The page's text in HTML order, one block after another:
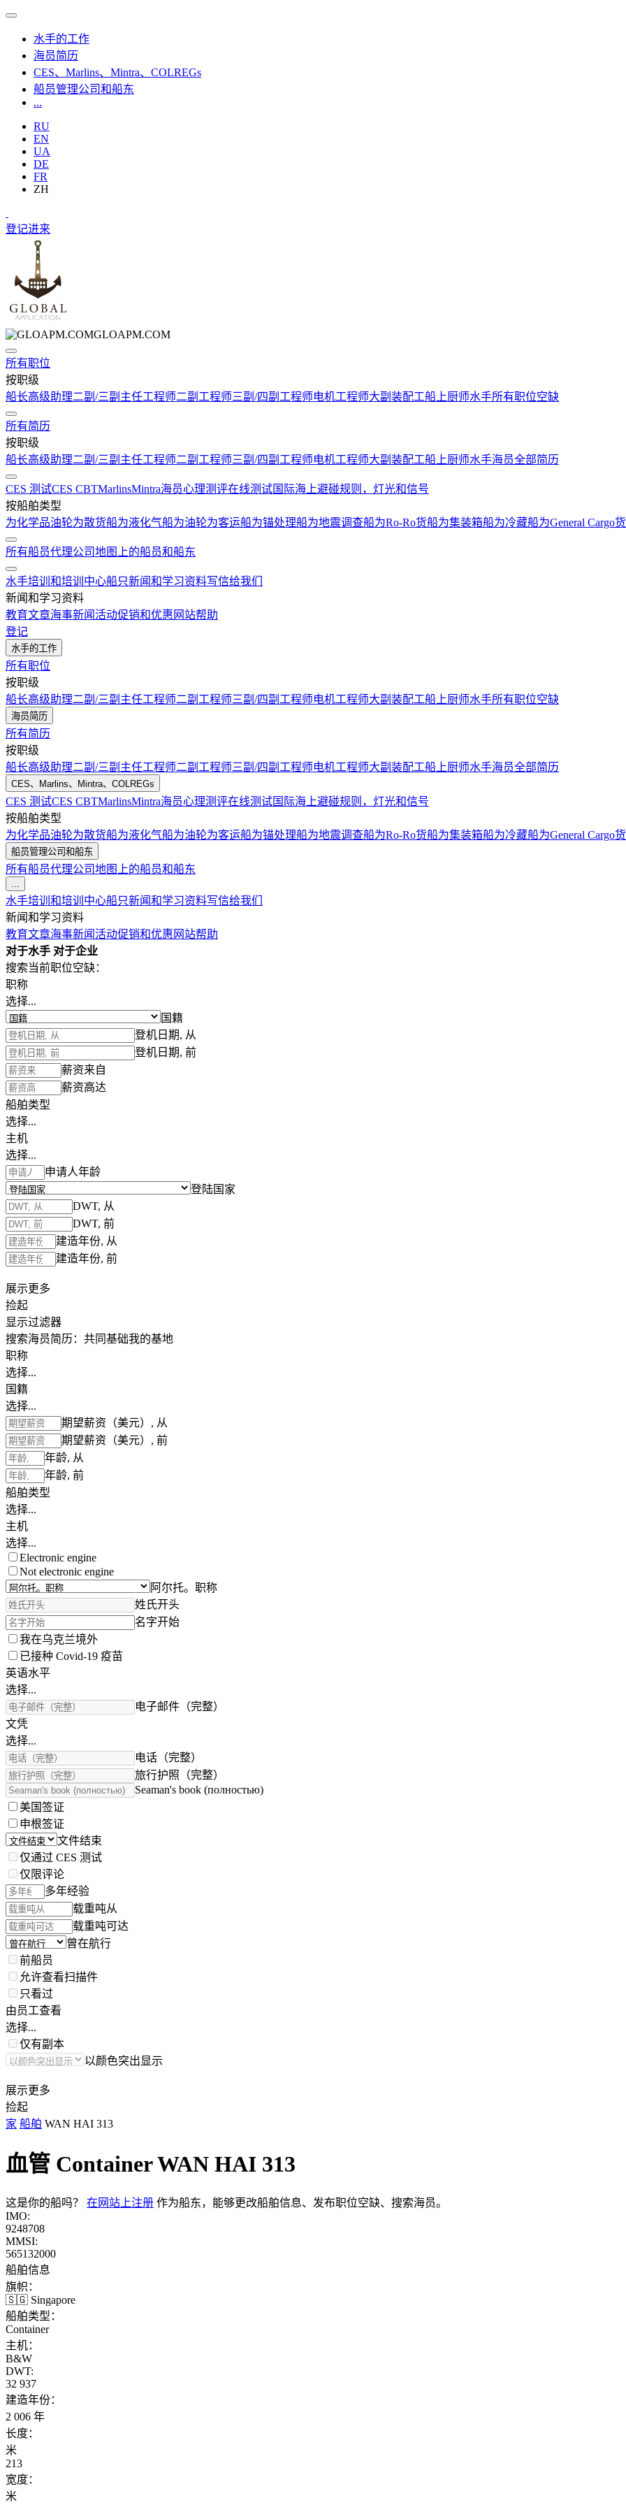
水手的工作
海员简历
CES、Marlins、Mintra、COLREGs
船员管理公司和船东
...
RU
EN
UA
DE
FR
ZH
登记进来
GLOAPM.COM
所有职位
按职级
船长高级助理二副/三副 主任工程师二副工程师三副/四副工程师电机工程师大副 装配工船上厨师水手所有职位空缺
所有简历
按职级
船长高级助理二副/三副 主任工程师二副工程师三副/四副工程师电机工程师大副 装配工船上厨师水手海员全部简历
CES 测试CES CBTMarlinsMintra海员心理测评在线测试国际海上避碰规则，灯光和信号
按船舶类型
为化学品油轮为散货船为液化气船为油轮为客运船为锚处理船为地震调查船为Ro-Ro货船为集装箱船为冷藏船为General Cargo
所有船员代理公司地图上的船员和船东
水手培训和培训中心船只新闻和学习资料写信给我们
新闻和学习资料
教育文章海事新闻活动促销和优惠 网站帮助
登记
水手的工作
所有职位
按职级
船长高级助理二副/三副 主任工程师二副工程师三副/四副工程师电机工程师大副 装配工船上厨师水手所有职位空缺
海员简历
所有简历
按职级
船长高级助理二副/三副 主任工程师二副工程师三副/四副工程师电机工程师大副 装配工船上厨师水手海员全部简历
CES、Marlins、Mintra、COLREGs
CES 测试CES CBTMarlinsMintra海员心理测评在线测试国际海上避碰规则，灯光和信号
按船舶类型
为化学品油轮为散货船为液化气船为油轮为客运船为锚处理船为地震调查船为Ro-Ro货船为集装箱船为冷藏船为General Cargo
船员管理公司和船东
所有船员代理公司地图上的船员和船东
...
水手培训和培训中心船只新闻和学习资料写信给我们
新闻和学习资料
教育文章海事新闻活动促销和优惠 网站帮助
对于水手 对于企业
搜索当前职位空缺：
职称
选择...
国籍
登机日期, 从
登机日期, 前
薪资来自
薪资高达
船舶类型
选择...
主机
选择...
申请人年龄
登陆国家
DWT, 从
DWT, 前
建造年份, 从
建造年份, 前
展示更多
捡起
显示过滤器
搜索海员简历： 共同基础我的基地
职称
选择...
国籍
选择...
期望薪资（美元）, 从
期望薪资（美元）, 前
年龄, 从
年龄, 前
船舶类型
选择...
主机
选择...
Electronic engine
Not electronic engine
阿尔托。职称
姓氏开头
名字开始
我在乌克兰境外
已接种 Covid-19 疫苗
英语水平
选择...
电子邮件（完整）
文凭
选择...
电话（完整）
旅行护照（完整）
Seaman's book (полностью)
美国签证
申根签证
文件结束
仅通过 CES 测试
仅限评论
多年经验
载重吨从
载重吨可达
曾在航行
前船员
允许查看扫描件
只看过
由员工查看
选择...
仅有副本
以颜色突出显示
展示更多
捡起
家 船舶 WAN HAI 313
血管 ContainerWAN HAI 313
这是你的船吗？ 在网站上注册 作为船东，能够更改船舶信息、发布职位空缺、搜索海员。
IMO:
9248708
MMSI:
565132000
船舶信息
旗帜：
🇸🇬 Singapore
船舶类型：
Container
主机：
B&W
DWT:
32 937
建造年份：
2 006 年
长度：
米
213
宽度：
米